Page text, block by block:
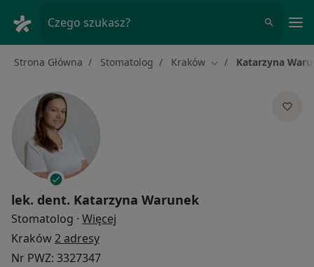
Czego szukasz?
Strona Główna Stomatolog Kraków Zmień miasto
Katarzyna
lek. dent. Katarzyna Warunek
Stomatolog · Więcej
Kraków2 adresy
Nr PWZ: 3327347